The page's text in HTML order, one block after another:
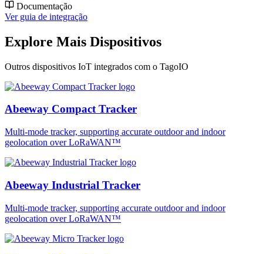
Documentação
Ver guia de integração
Explore Mais Dispositivos
Outros dispositivos IoT integrados com o TagoIO
Abeeway Compact Tracker
Multi-mode tracker, supporting accurate outdoor and indoor
geolocation over LoRaWAN™
Abeeway Industrial Tracker
Multi-mode tracker, supporting accurate outdoor and indoor
geolocation over LoRaWAN™